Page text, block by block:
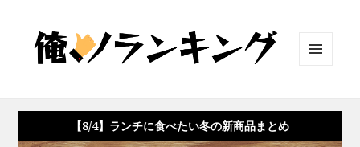
ット
【8/4】ランチに食べたい冬の新商品まとめ